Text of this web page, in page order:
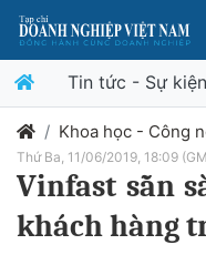
Tin tức - Sự kiện
Khoa học - Công
Thứ Ba, 11/06/2019, 18:09
Vinfast sẵn
khách hàng